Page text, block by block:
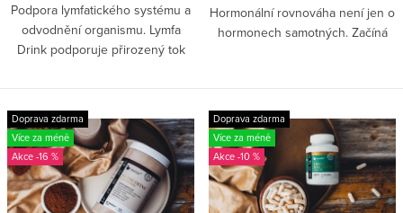
Podpora lymfatického systému a
odvodnění organismu. Lymfa
Drink podporuje přirozený tok
s tekutinami a odpadními...
Hormonální rovnováha není jen o
hormonech samotných. Začíná
Doprava zdarma
Více za méně
-16 %
Doprava zdarma
Více za méně
-10 %